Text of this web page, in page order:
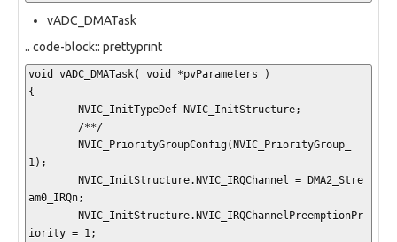
vADC_DMATask
.. code-block:: prettyprint
void vADC_DMATask( void *pvParameters )
{
1);
am0_IRQn;
iority = 1;